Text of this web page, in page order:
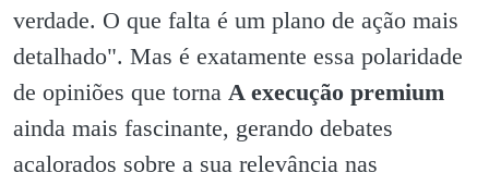
verdade. O que falta é um plano de ação mais
detalhado". Mas é exatamente essa polaridade
de opiniões que torna A execução premium
ainda mais fascinante, gerando debates
acalorados sobre a sua relevância nas